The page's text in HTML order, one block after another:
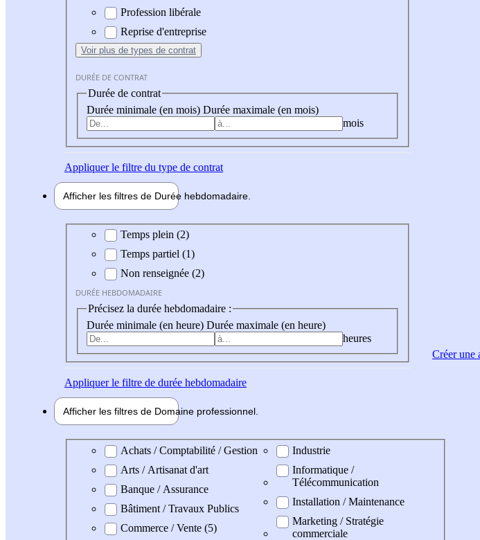
Profession libérale
Reprise d'entreprise
Voir plus de types de contrat
DURÉE DE CONTRAT
Durée de contrat
Durée minimale (en mois) Durée maximale (en mois)
mois
Appliquerle filtre du type de contrat
Afficher les filtres de Durée hebdomadaire
Durée hebdomadaire
Temps plein (2)
Temps partiel (1)
Non renseignée (2)
DURÉE HEBDOMADAIRE
Précisez la durée hebdomadaire :
Durée minimale (en heure) Durée maximale (en heure)
heures
Appliquerle filtre de durée hebdomadaire
Afficher les filtres de Domaine professionnel
Domaine professionel
Achats / Comptabilité / Gestion
Arts / Artisanat d'art
Banque / Assurance
Bâtiment / Travaux Publics
Commerce / Vente (5)
Industrie
Informatique /
Télécommunication
Installation / Maintenance
Marketing / Stratégie
commerciale
Créer une